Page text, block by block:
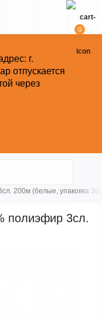
г.
отпускается
через
0
200м (белые, упаковка
полиэфир 3сл.